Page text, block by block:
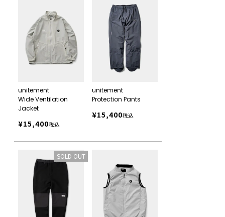
unitement
Wide Ventilation
Jacket
¥15,400税込
unitement
Protection Pants
¥15,400税込
SOLD OUT